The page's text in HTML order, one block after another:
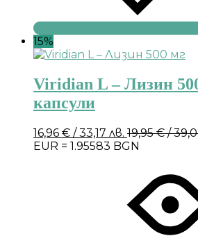
15%
Viridian L – Лизин
капсули
16,96 € / 33,17 лв. 19,95€/
EUR = 1.95583 BGN